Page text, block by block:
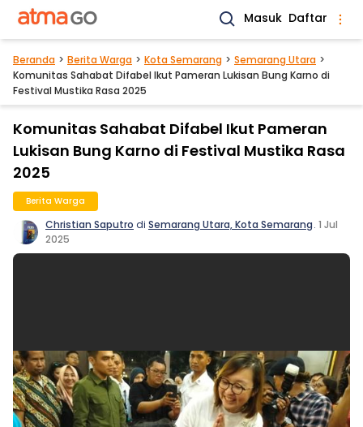
Masuk Daftar
Beranda Berita Warga Kota Semarang
Semarang Utara
Komunitas Sahabat Difabel Ikut Pameran Lukisan Bung Karno di
Festival Mustika Rasa 2025
Komunitas Sahabat Difabel Ikut Pameran
Lukisan Bung Karno di Festival Mustika Rasa
2025
Berita Warga
Christian Saputro di Semarang Utara, Kota Semarang. 1 Jul
2025